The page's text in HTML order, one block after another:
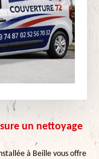
un nettoyage
à Beille vous offre